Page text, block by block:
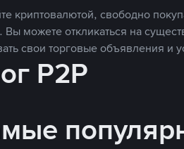
криптовалютой, свободно
Вы можете откликаться на
свои торговые объявления и
P2P